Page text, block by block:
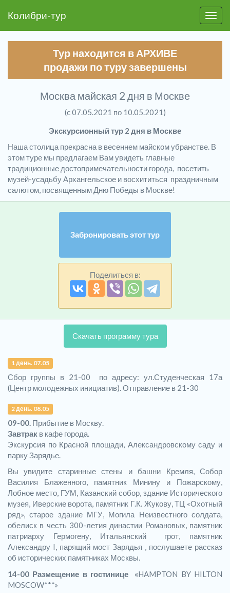
Колибри-тур
Тур находится в АРХИВЕ
продажи по туру завершены
Москва майская 2 дня в Москве
(c 07.05.2021 по 10.05.2021)
Экскурсионный тур 2 дня в Москве
Наша столица прекрасна в весеннем майском убранстве. В
этом туре мы предлагаем Вам увидеть главные
традиционные достопримечательности города, посетить
музей-усадьбу Архангельское и восхититься праздничным
салютом, посвященным Дню Победы в Москве!
Забронировать этот тур
Поделиться в:
Скачать программу тура
1 день. 07.05
Сбор группы в 21-00 по адресу: ул.Студенческая 17а
(Центр молодежных инициатив). Отправление в 21-30
2 день. 08.05
09-00. Прибытие в Москву.
Завтрак в кафе города.
Экскурсия по Красной площади, Александровскому саду и
парку Зарядье.
Вы увидите старинные стены и башни Кремля, Собор
Василия Блаженного, памятник Минину и Пожарскому,
Лобное место, ГУМ, Казанский собор, здание Исторического
музея, Иверские ворота, памятник Г.К. Жукову, ТЦ «Охотный
ряд», старое здание МГУ, Могила Неизвестного солдата,
обелиск в честь 300-летия династии Романовых, памятник
патриарху Гермогену, Итальянский грот, памятник
Александру I, парящий мост Зарядья , послушаете рассказ
об исторических памятниках Москвы.
14-00 Размещение в гостинице «HAMPTON BY HILTON
MOSCOW***»